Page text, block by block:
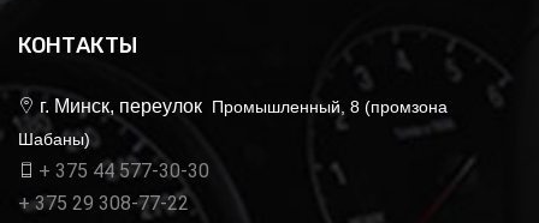
КОНТАКТЫ
г. Минск, переулок Промышленный, 8 (промзона
Шабаны)
+ 375 44 577-30-30
+ 375 29 308-77-22